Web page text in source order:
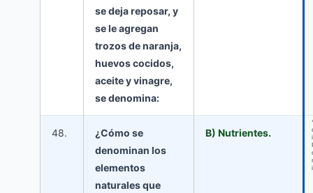
se deja reposar, y
se le agregan
trozos de naranja,
huevos cocidos,
aceite y vinagre,
se denomina:
48.
¿Cómo se
denominan los
elementos
naturales que
B) Nutrientes.